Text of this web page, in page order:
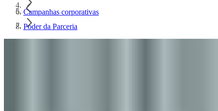
Campanhas corporativas
Poder da Parceria